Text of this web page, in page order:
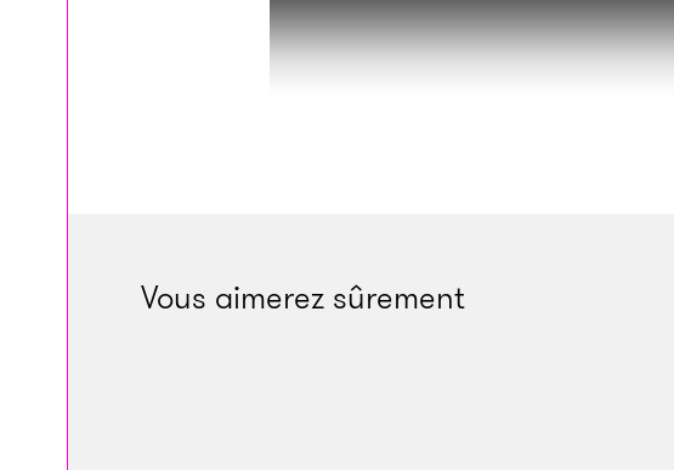
Vous aimerez sûrement